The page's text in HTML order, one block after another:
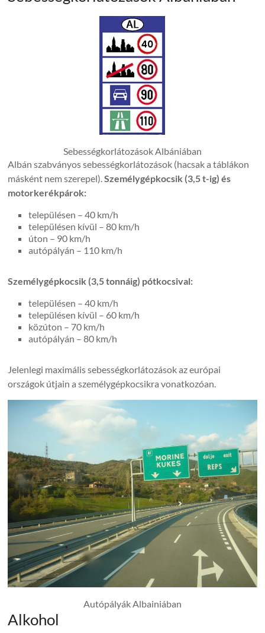
Sebességkorlátozások Albániában
Albán szabványos sebességkorlátozások (hacsak a táblákon
másként nem szerepel).Személygépkocsik (3,5 t-ig) és
motorkerékpárok:
településen – 40 km/h
településen kívül – 80 km/h
úton – 90 km/h
autópályán – 110 km/h
Személygépkocsik (3,5 tonnáig) pótkocsival:
településen – 40 km/h
településen kívül – 60 km/h
közúton – 70 km/h
autópályán – 80 km/h
Jelenlegi maximális sebességkorlátozások az európai
országok útjain a személygépkocsikra vonatkozóan.
Autópályák Albainiában
Alkohol